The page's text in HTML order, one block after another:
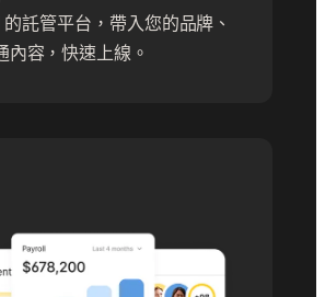
託管平台，帶入您的品牌、
內容，快速上線。